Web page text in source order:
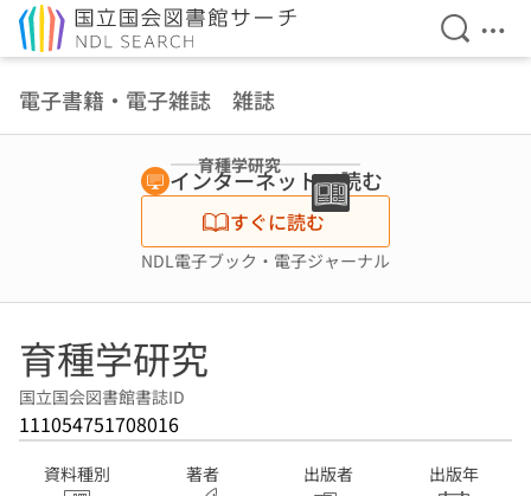
検索を
メ
電子書籍・電子雑誌 雑誌
育種学研究
インターネットで読む
すぐに読む
NDL電子ブック・電子ジャーナル
育種学研究
国立国会図書館書誌ID
111054751708016
資料種別 著者 出版者 出版年